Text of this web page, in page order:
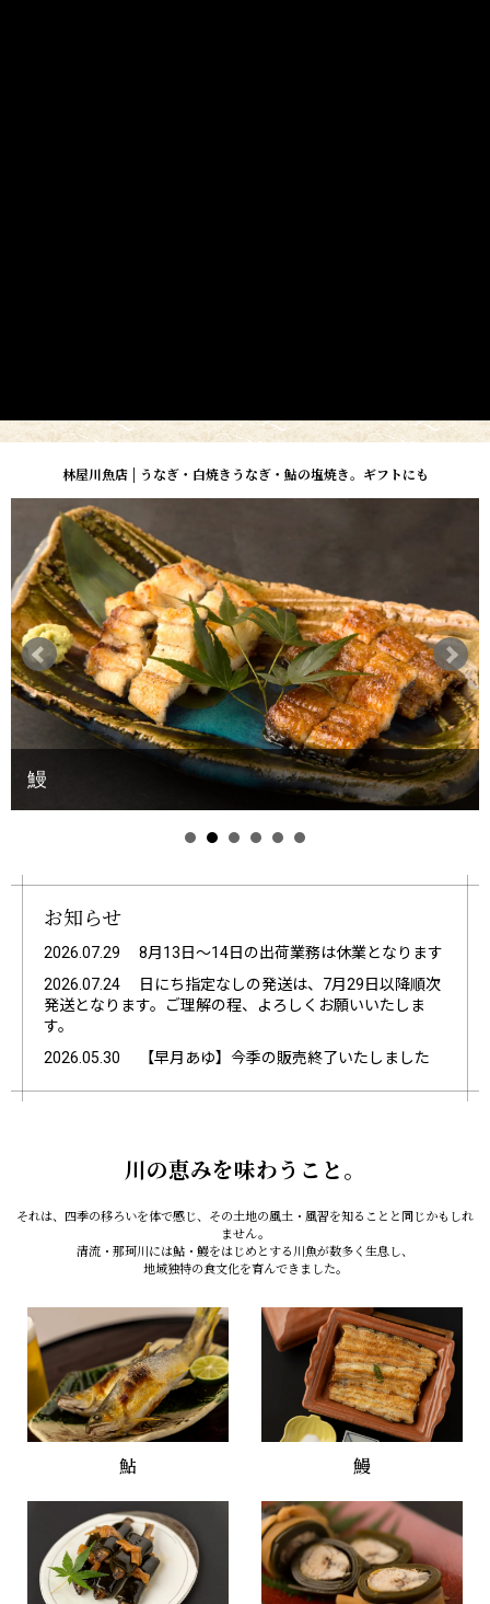
林屋川魚店 | うなぎ・白焼きうなぎ・鮎の塩焼き。ギフトにも
鰻
お知らせ
2026.07.29
8月13日～14日の出荷業務は休業となります
2026.07.24
日にち指定なしの発送は、7月29日以降順次
発送となります。ご理解の程、よろしくお願いいたしま
す。
2026.05.30
【早月あゆ】今季の販売終了いたしました
川の恵みを味わうこと。
それは、四季の移ろいを体で感じ、その土地の風土・風習を知ることと同じかもしれ
ません。
清流・那珂川には鮎・鰻をはじめとする川魚が数多く生息し、
地域独特の食文化を育んできました。
鮎 鰻